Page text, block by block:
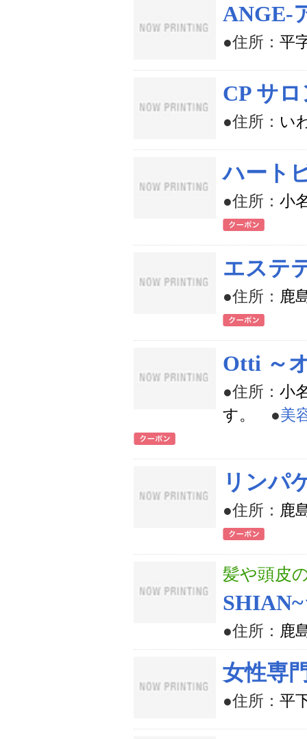
ANGE‐
●住所： 平
CP サ
●住所： い
ハート
●住所： 小
エステ
●住所： 鹿
Otti ～
●住所： 小
す。
●美
リンパ
●住所： 鹿
髪や頭皮
●住所： 鹿
女性専
●住所： 平